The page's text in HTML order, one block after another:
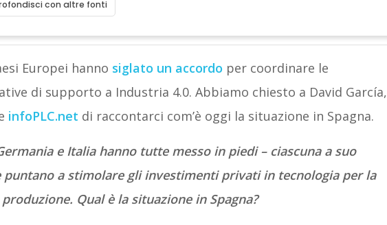
con altre fonti
Europei hanno siglato un accordo per coordinare le
di supporto a Industria 4.0. Abbiamo chiesto a David García,
infoPLC.net di raccontarci com’è oggi la situazione in Spagna.
e Italia hanno tutte messo in piedi – ciascuna a suo
puntano a stimolare gli investimenti privati in tecnologia per la
Qual è la situazione in Spagna?